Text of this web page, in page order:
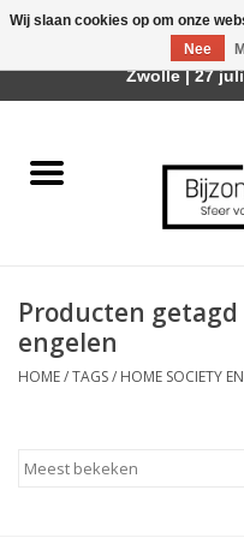
Räder Design Stories
Geurkaarsen
Tafelhaarden
Producten
engelen
HOME/TAGS/ HOME SOCIETY
Wij slaan cookies op om onze
Nee
Afhalen is mogelijk bij
Zwolle | 27